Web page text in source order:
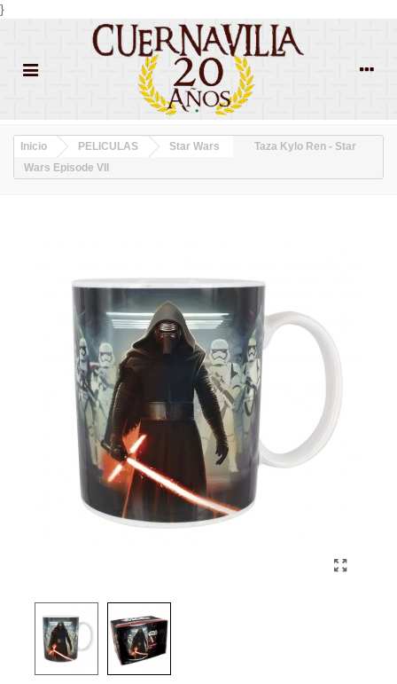
}
Inicio PELICULAS Star Wars
Taza Kylo Ren - Star
Wars Episode VII